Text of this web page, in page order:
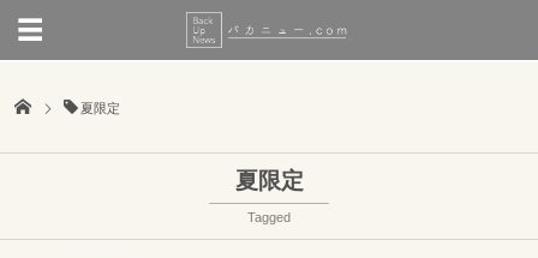
夏限定
夏限定
Tagged